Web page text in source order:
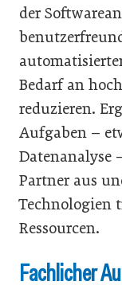
der
Bedarf an
reduzieren.
Aufgaben –
Datenanalyse
Partner aus
Technologien
Ressourcen.
Fachlicher